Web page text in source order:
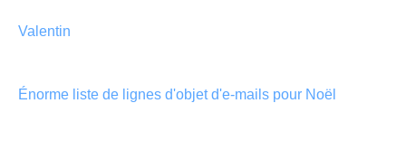
Valentin
Énorme liste de lignes d'objet d'e-mails pour Noël